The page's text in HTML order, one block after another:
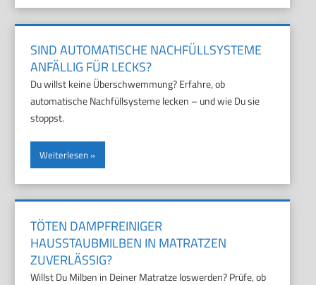
SIND AUTOMATISCHE NACHFÜLLSYSTEME
ANFÄLLIG FÜR LECKS?
Du willst keine Überschwemmung? Erfahre, ob
automatische Nachfüllsysteme lecken – und wie Du sie
stoppst.
Weiterlesen
TÖTEN DAMPFREINIGER
HAUSSTAUBMILBEN IN MATRATZEN
ZUVERLÄSSIG?
Willst Du Milben in Deiner Matratze loswerden? Prüfe, ob